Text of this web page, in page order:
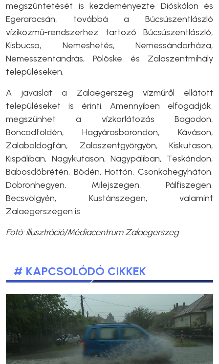
megszüntetését is kezdeményezte Dióskálon és
Egeraracsán, továbbá a Búcsúszentlászló
víziközmű-rendszerhez tartozó Búcsúszentlászló,
Kisbucsa, Nemeshetés, Nemessándorháza,
Nemesszentandrás, Pölöske és Zalaszentmihály
településeken.
A javaslat a Zalaegerszeg vízműről ellátott
településeket is érinti. Amennyiben elfogadják,
megszűnhet a vízkorlátozás Bagodon,
Boncodföldén, Hagyárosböröndön, Káváson,
Zalaboldogfán, Zalaszentgyörgyön, Kiskutason,
Kispáliban, Nagykutason, Nagypáliban, Teskándon,
Babosdöbrétén, Bödén, Hottón, Csonkahegyháton,
Dobronhegyen, Milejszegen, Pálfiszegen,
Becsvölgyén, Kustánszegen, valamint
Zalaegerszegen is.
Fotó: illusztráció/Médiacentrum Zalaegerszeg
# KAPCSOLÓDÓ CIKKEK